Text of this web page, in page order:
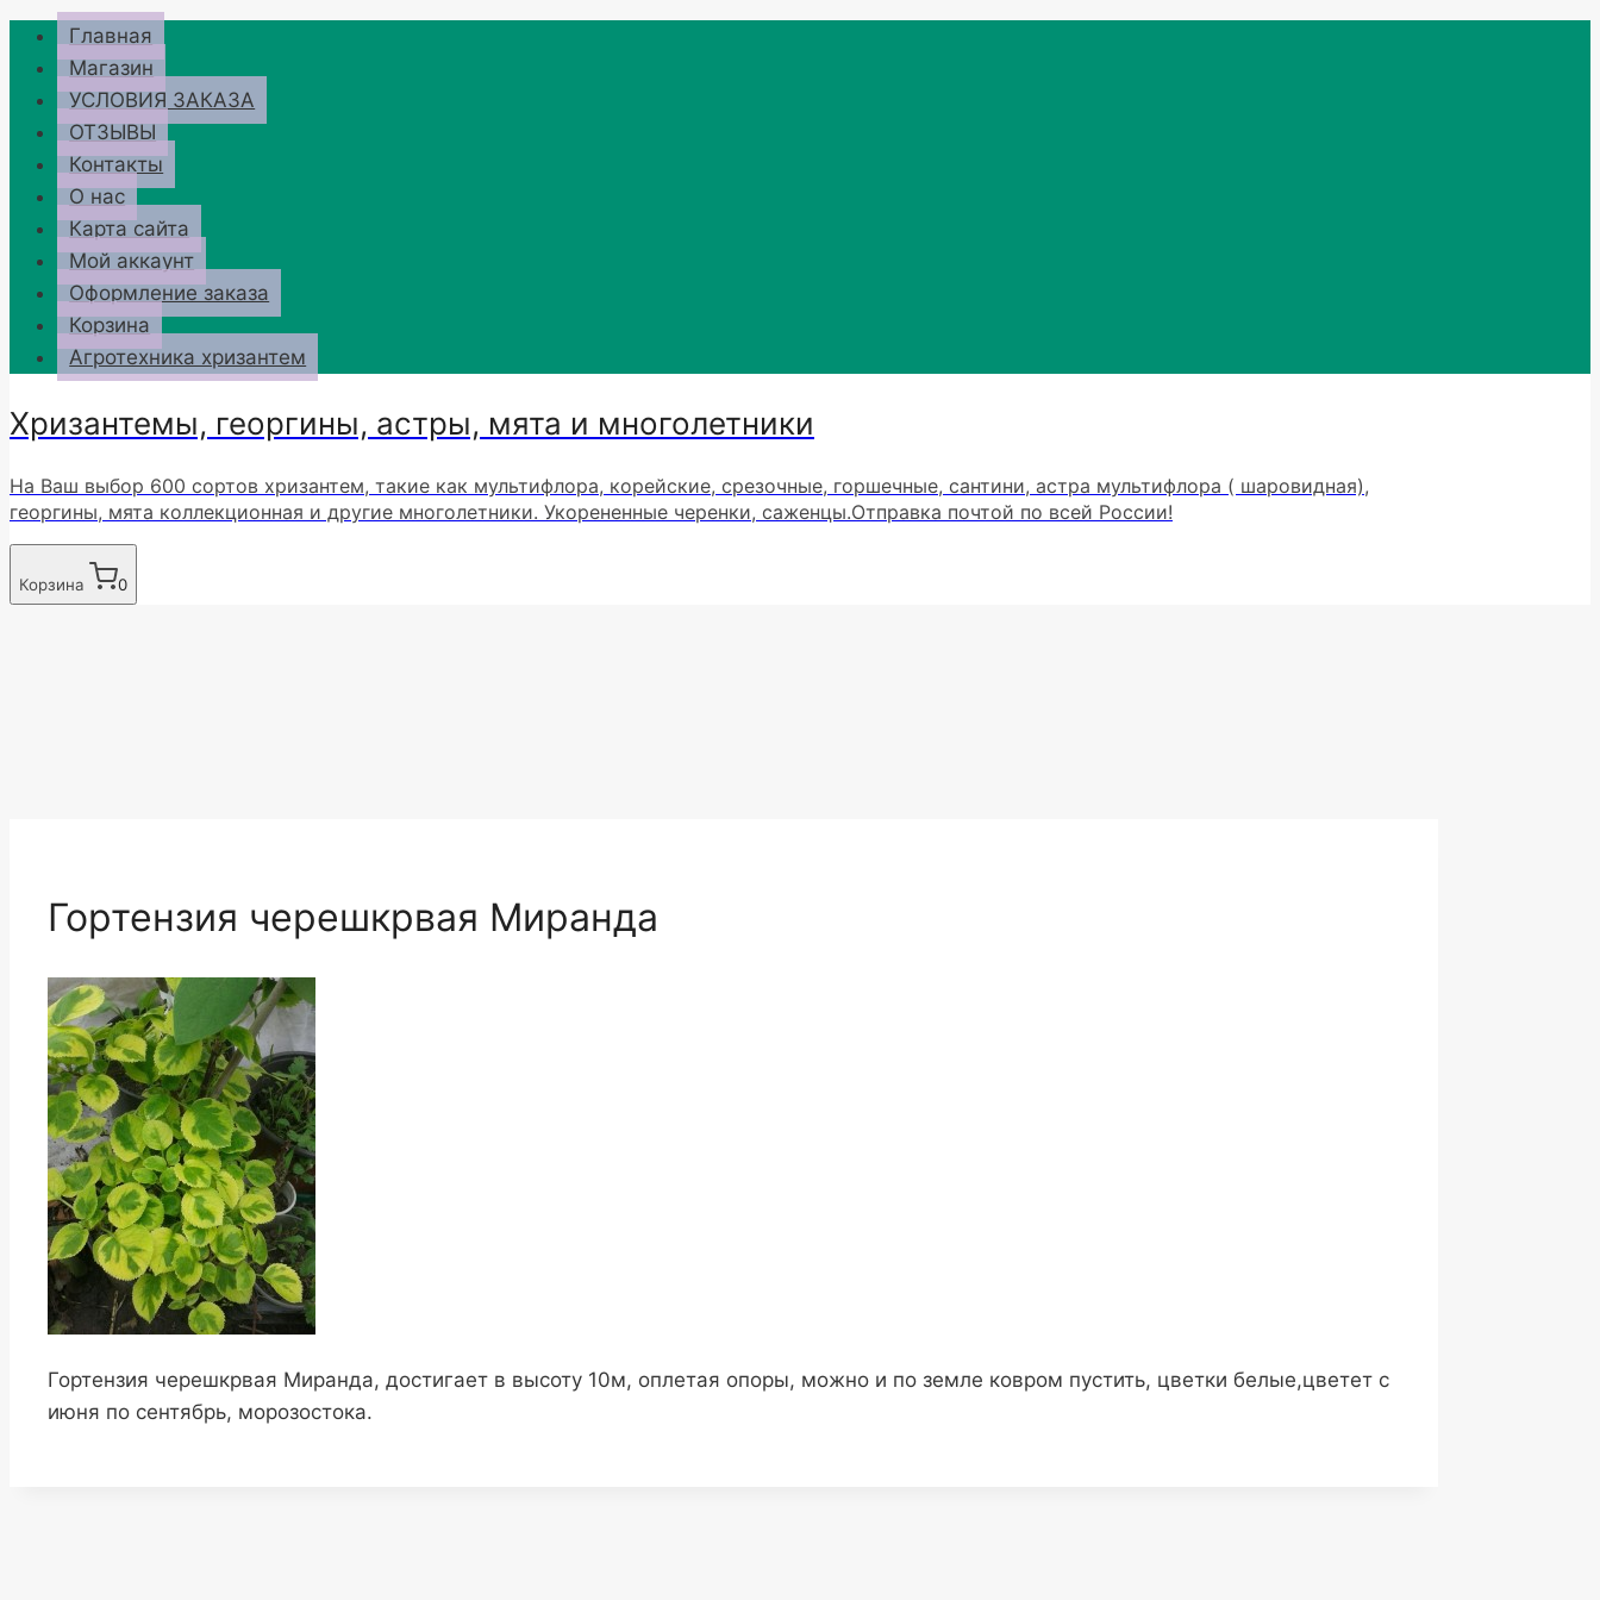
Перейти
содержимому
Главная
Магазин
УСЛОВИЯ ЗАКАЗА
ОТЗЫВЫ
Контакты
О нас
Карта сайта
Мой аккаунт
Оформление заказа
Корзина
Агротехника хризантем
Хризантемы, георгины, астры, мята и многолетники
На Ваш выбор 600 сортов хризантем, такие как мультифлора, корейские, срезочные, горшечные, сантини, астра мультифлора ( шаровидная),
георгины, мята коллекционная и другие многолетники. Укорененные черенки, саженцы.Отправка почтой по всей России!
Корзина 0
Гортензия черешкрвая Миранда
Гортензия черешкрвая Миранда, достигает в высоту 10м, оплетая опоры, можно и по земле ковром пустить, цветки белые,цветет с
июня по сентябрь, морозостока.